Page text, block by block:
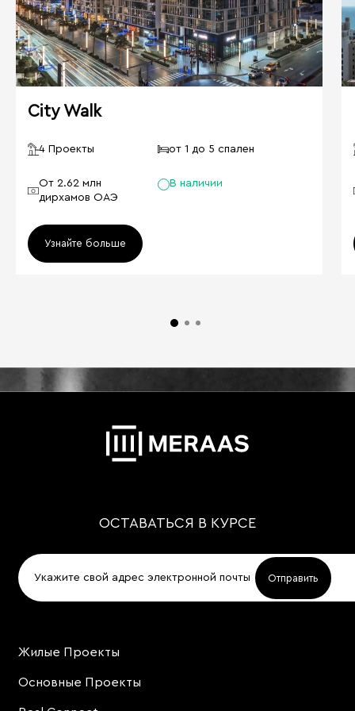
City Walk
4 Проекты от 1 до 5 спален
От 2.62 млн
дирхамов ОАЭ
В наличии
Узнайте больше
ОСТАВАТЬСЯ В КУРСЕ
Project
Footer
Жилые Проекты
Основные Проекты